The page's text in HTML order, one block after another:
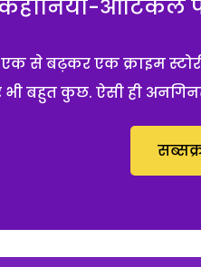
आर्टिकल
से बढ़कर एक क्राइम
भी बहुत कुछ. ऐसी ही